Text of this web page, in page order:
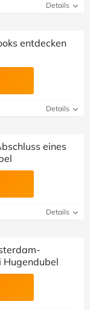
Details
entdecken
Details
eines
Details
Hugendubel